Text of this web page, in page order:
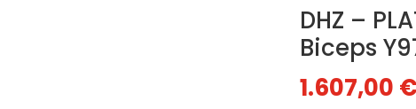
DHZ –
Biceps
1.607,00 €